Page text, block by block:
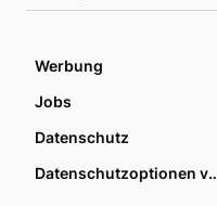
Werbung
Jobs
Datenschutz